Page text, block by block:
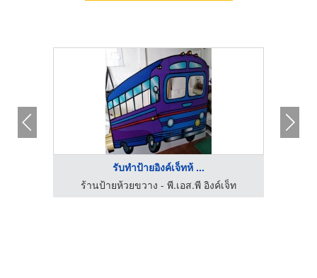
รับทำป้ายอิงค์เจ็ทห้ ...
ร้านป้ายห้วยขวาง - พี.เอส.พี อิงค์เจ็ท